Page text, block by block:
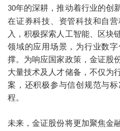
30年的深耕，推动着行业的创
在证券科技、资管科技和自
入，积极探索人工智能、区块
领域的应用场景，为行业数
撑。为响应国家政策，金证股
大量技术及人才储备，不仅为
案，还积极参与信创规范与
程。
未来，金证股份将更加聚焦金